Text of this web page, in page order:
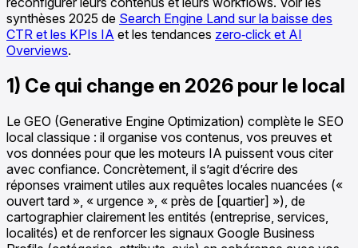
synthèses 2025 de Search Engine Land sur la baisse des
CTR et les KPIs IA et les tendances zero‑click et AI
Overviews.
1) Ce qui change en 2026 pour le local
Le GEO (Generative Engine Optimization) complète le SEO
local classique : il organise vos contenus, vos preuves et
vos données pour que les moteurs IA puissent vous citer
avec confiance. Concrètement, il s’agit d’écrire des
réponses vraiment utiles aux requêtes locales nuancées («
ouvert tard », « urgence », « près de [quartier] »), de
cartographier clairement les entités (entreprise, services,
localités) et de renforcer les signaux Google Business